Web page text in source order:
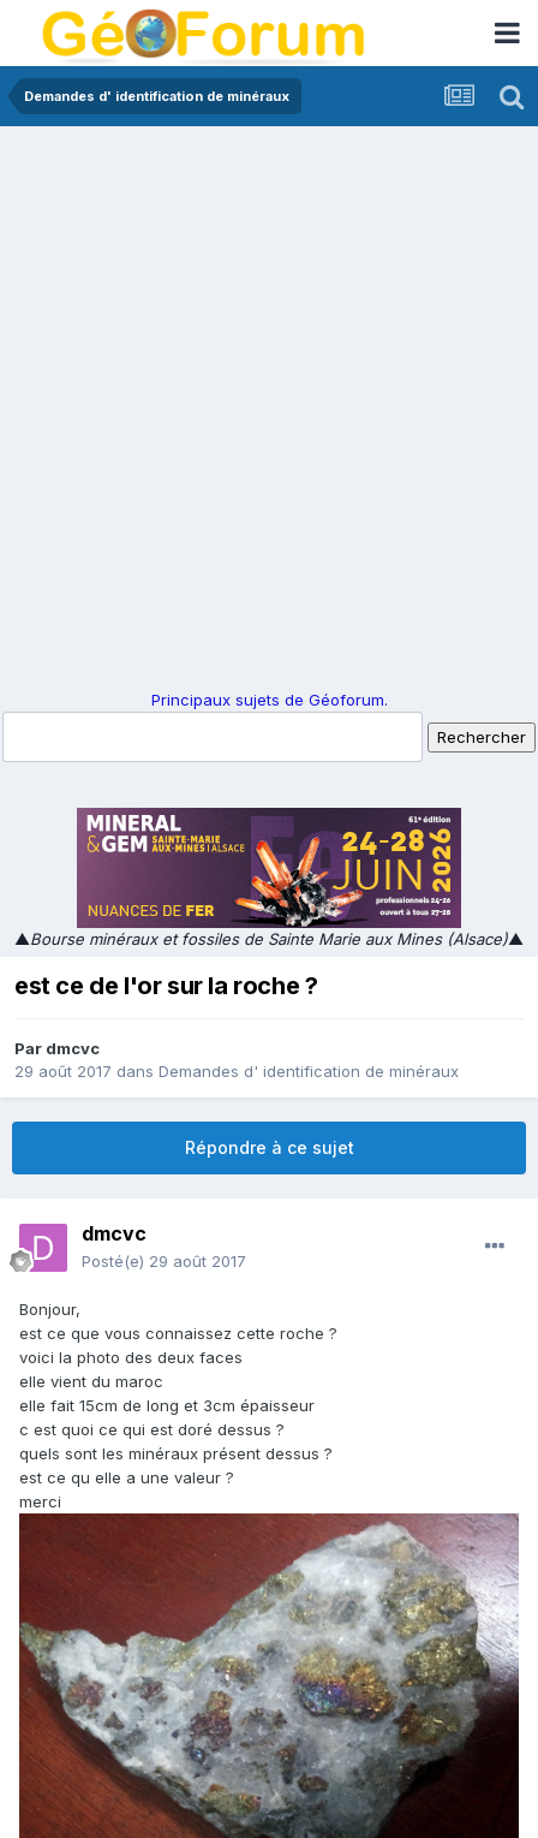
Demandes d' identification de minéraux
Principaux sujets de Géoforum.
▲Bourse minéraux et fossiles de Sainte Marie aux Mines (Alsace)▲
est ce de l'or sur la roche ?
Par dmcvc
29 août 2017 dans Demandes d' identification de minéraux
Répondre à ce sujet
dmcvc
Posté(e) 29 août 2017
Bonjour,
est ce que vous connaissez cette roche ?
voici la photo des deux faces
elle vient du maroc
elle fait 15cm de long et 3cm épaisseur
c est quoi ce qui est doré dessus ?
quels sont les minéraux présent dessus ?
est ce qu elle a une valeur ?
merci